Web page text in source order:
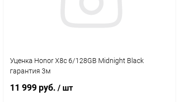
Уценка Honor X8c 6/128GB Midnight Black
гарантия 3м
11 999 руб. / шт